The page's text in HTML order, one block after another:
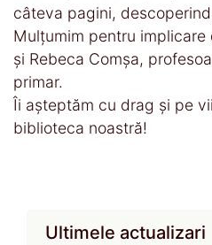
câteva pagini,
Mulțumim pentru implicare
și Rebeca Comșa,
primar.
Îi așteptăm cu drag și pe
biblioteca noastră!
Ultimele actualizari